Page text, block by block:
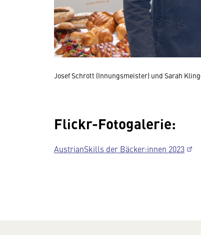
Josef Schrott (Innungsmeister) und Sarah
Flickr-Fotogalerie:
AustrianSkills der Bäcker:innen 2023